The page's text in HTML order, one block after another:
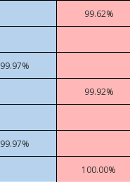
99.62%
99.97%
99.92%
99.97%
100.00%